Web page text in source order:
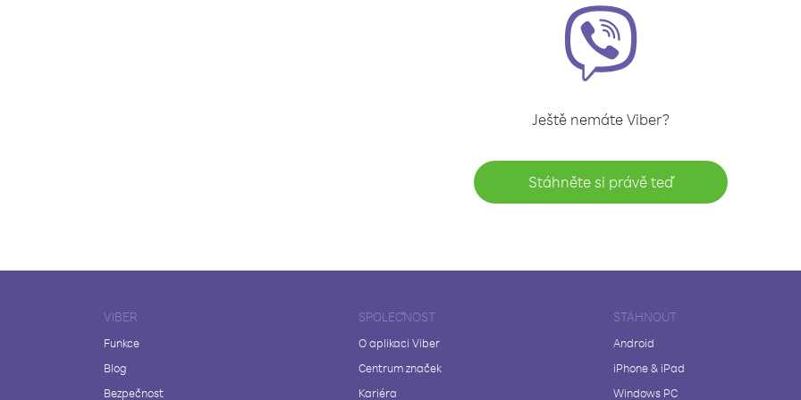
Ještě nemáte Viber?
Stáhněte si právě teď
VIBER
Funkce
Blog
Bezpečnost
SPOLEČNOST
O aplikaci Viber
Centrum značek
Kariéra
STÁHNOUT
Android
iPhone & iPad
Windows PC